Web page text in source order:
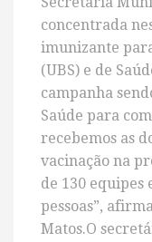
concentrada
imunizante
(UBS) e de
campanha
Saúde para
recebemos as
vacinação na
de 130
pessoas”,
Matos.O